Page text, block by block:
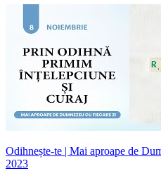
Odihnește-te | Mai aproape de
2023